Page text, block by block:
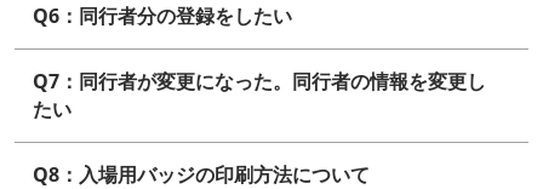
Q6：同行者分の登録をしたい
Q7：同行者が変更になった。同行者の情報を変更し
たい
Q8：入場用バッジの印刷方法について